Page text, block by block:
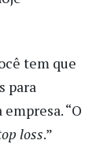
tem que
para
“O
loss.”